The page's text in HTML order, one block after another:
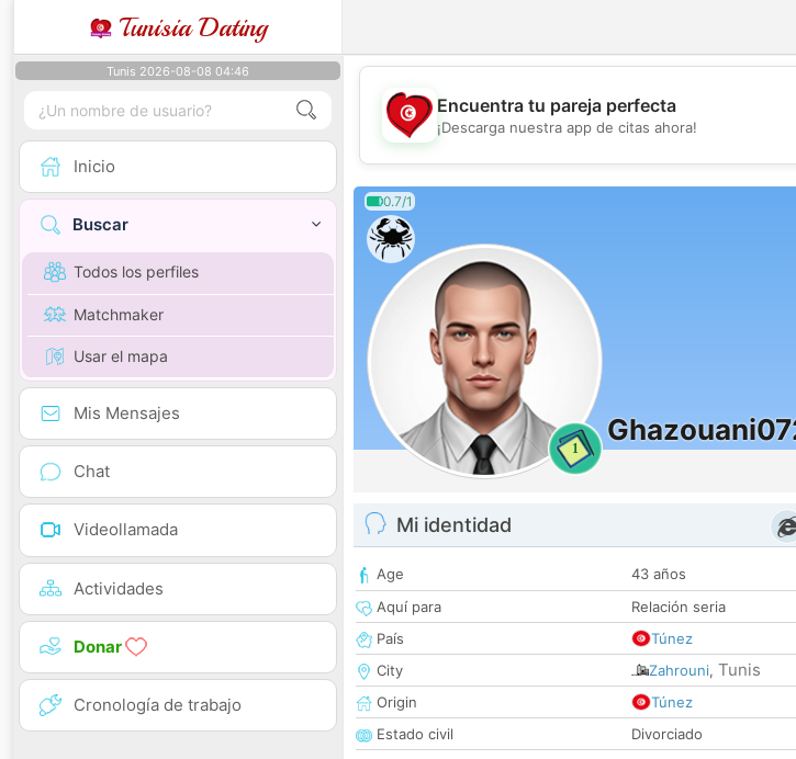
Tunisia Dating
Tunis 2026-08-08 04:46
Inicio
Buscar
Todos los perfiles
Matchmaker
Usar el mapa
Mis Mensajes
Chat
Videollamada
Actividades
Donar
Cronología de trabajo
💖
Encuentra tu pareja perfecta
¡Descarga nuestra app de citas ahora!
0.7/1
1
Mi identidad
Age
43 años
Aquí para
Relación seria
País
Túnez
City
Zahrouni, Tunis
Origin
Túnez
Estado civil
Divorciado